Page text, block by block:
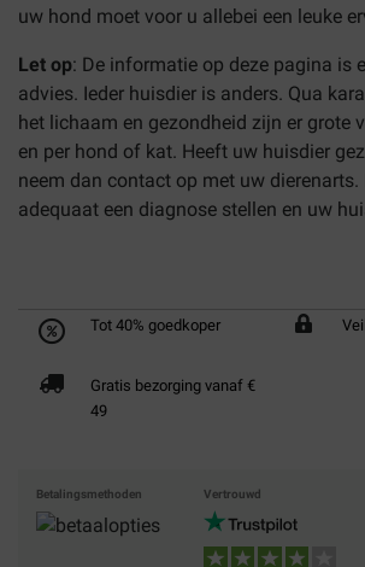
uw hond moet voor u allebei een leuke
Let op: De informatie op deze pagina is
advies. Ieder huisdier is anders. Qua
het lichaam en gezondheid zijn er grote
en per hond of kat. Heeft uw huisdier
neem dan contact op met uw
adequaat een diagnose stellen en uw
Tot 40% goedkoper
Gratis bezorging vanaf €
49
Betalingsmethoden Vertrouwd